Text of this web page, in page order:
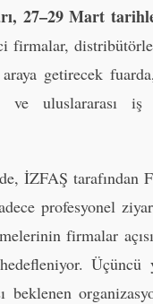
27–29 Mart
firmalar,
getirecek
ve uluslararası
İZFAŞ tarafından
profesyonel
firmalar
Üçüncü
beklenen